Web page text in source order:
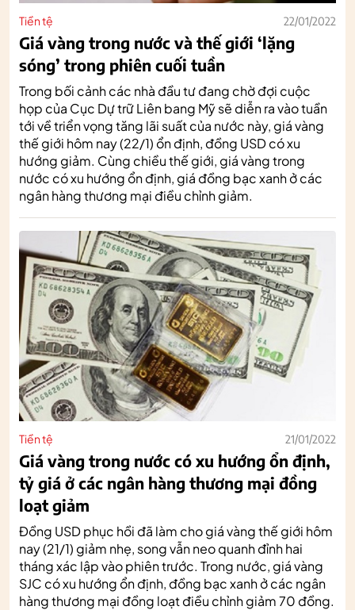
Tiền tệ 22/01/2022
Giá vàng trong nước và thế giới ‘lặng
sóng’ trong phiên cuối tuần
Trong bối cảnh các nhà đầu tư đang chờ đợi cuộc
họp của Cục Dự trữ Liên bang Mỹ sẽ diễn ra vào tuần
tới về triển vọng tăng lãi suất của nước này, giá vàng
thế giới hôm nay (22/1) ổn định, đồng USD có xu
hướng giảm. Cùng chiều thế giới, giá vàng trong
nước có xu hướng ổn định, giá đồng bạc xanh ở các
ngân hàng thương mại điều chỉnh giảm.
Tiền tệ 21/01/2022
Giá vàng trong nước có xu hướng ổn định,
tỷ giá ở các ngân hàng thương mại đồng
loạt giảm
Đồng USD phục hồi đã làm cho giá vàng thế giới hôm
nay (21/1) giảm nhẹ, song vẫn neo quanh đỉnh hai
tháng xác lập vào phiên trước. Trong nước, giá vàng
SJC có xu hướng ổn định, đồng bạc xanh ở các ngân
hàng thương mại đồng loạt điều chỉnh giảm 70 đồng.